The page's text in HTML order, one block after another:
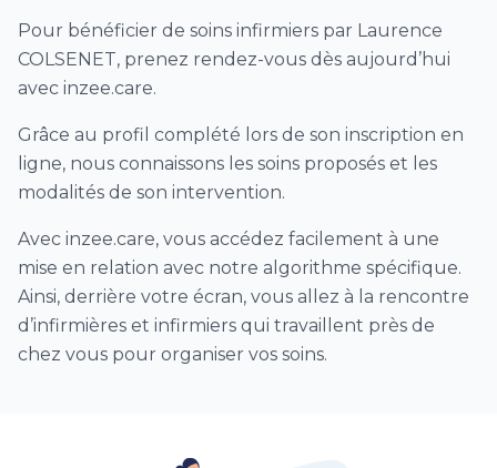
ou modification de traitement)
Retrait sonde urinaire
Soins palliatifs
Saignée
Glycémie / insuline
Dialyse péritonéale
Soins de trachéostomie ou trachéotomie
Vaccin (hors COVID)
Ablation agrafes et/ou fils ou points de suture
Vaccination Covid (à domicile)
Pour bénéficier de soins infirmiers par Laurence
COLSENET, prenez rendez-vous dès aujourd’hui
avec inzee.care.
Grâce au profil complété lors de son inscription en
ligne, nous connaissons les soins proposés et les
modalités de son intervention.
Avec inzee.care, vous accédez facilement à une
mise en relation avec notre algorithme spécifique.
Ainsi, derrière votre écran, vous allez à la rencontre
d’infirmières et infirmiers qui travaillent près de
chez vous pour organiser vos soins.